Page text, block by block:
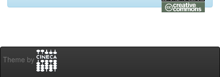
Theme by